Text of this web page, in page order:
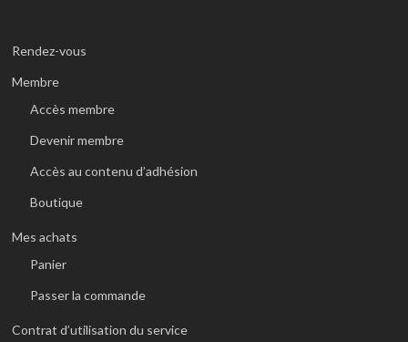
Rendez-vous
Membre
Accès membre
Devenir membre
Accès au contenu d’adhésion
Boutique
Mes achats
Panier
Passer la commande
Contrat d’utilisation du service